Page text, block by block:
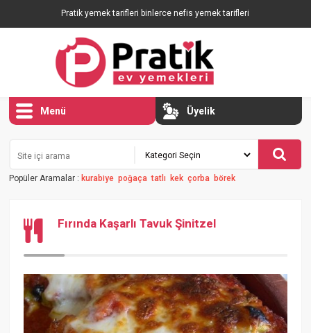
Pratik yemek tarifleri binlerce nefis yemek tarifleri
Menü Üyelik
Popüler Aramalar : kurabiye poğaça tatlı kek çorba börek
Fırında Kaşarlı Tavuk Şinitzel